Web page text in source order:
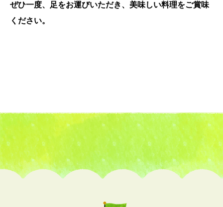
ぜひ一度、足をお運びいただき、美味しい料理をご賞味
ください。